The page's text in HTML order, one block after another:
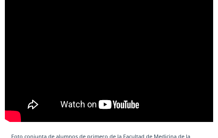
Foto conjunta de alumnos de primero de la Facultad de Medicina de la